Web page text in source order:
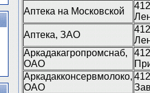
Аптека на Московской
Аптека, ЗАО
Аркадакагропромснаб,
ОАО
Аркадакконсервмолоко,
ОАО